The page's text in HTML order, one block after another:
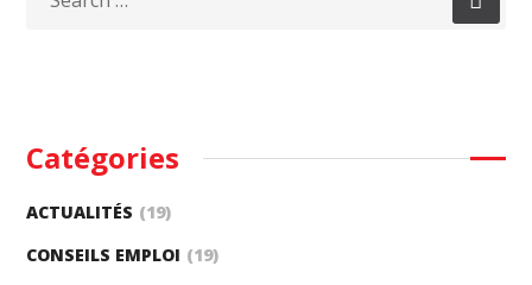
Catégories
ACTUALITÉS (19)
CONSEILS EMPLOI (19)